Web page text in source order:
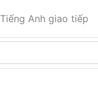
Tiếng Anh giao tiếp